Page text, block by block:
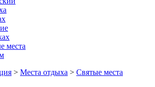
места
> Места отдыха > Святые места